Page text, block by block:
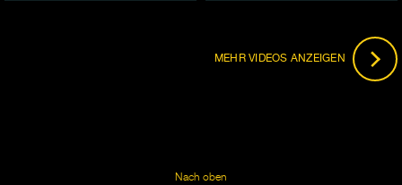
MEHR VIDEOS ANZEIGEN
Nach oben